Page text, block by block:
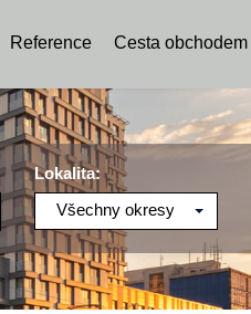
Reference Cesta obchodem
Lokalita:
Všechny okresy